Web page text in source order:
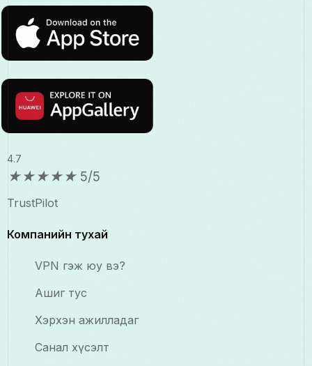
4.7
★★★★★ 5/5
TrustPilot
Компанийн тухай
VPN гэж юу вэ?
Ашиг тус
Хэрхэн ажилладаг
Санал хүсэлт